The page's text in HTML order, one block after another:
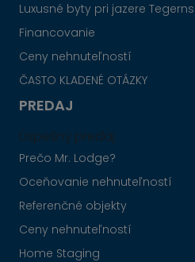
Luxusné byty pri jazere
Financovanie
Ceny nehnuteľností
ČASTO KLADENÉ OTÁZKY
PREDAJ
Úspešný predaj
Prečo Mr. Lodge?
Oceňovanie nehnuteľností
Referenčné objekty
Ceny nehnuteľností
Home Staging